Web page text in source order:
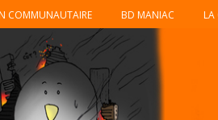
COMMUNAUTAIRE BD MANIAC LA